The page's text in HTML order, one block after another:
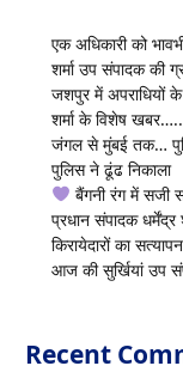
एक अधिकारी को
शर्मा उप संपादक की
जशपुर में अपराधियों
शर्मा के विशेष खबर…..
जंगल से मुंबई तक…
पुलिस ने ढूंढ निकाला
बैंगनी रंग में सजी
प्रधान संपादक धर्मेंद्र
किरायेदारों का
आज की सुर्खियां उप
Recent